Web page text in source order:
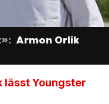
Armon Orlik
lässt Youngster